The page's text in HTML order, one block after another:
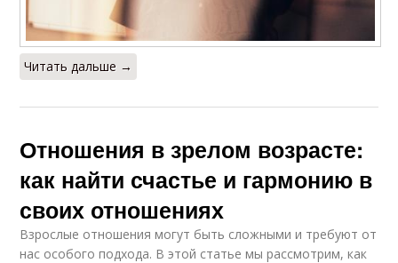
Поддержки в
отношениях
Конфликты в
отношениях
Отношения на
Читать дальше →
Отношения в зрелом возрасте:
как найти счастье и гармонию в
своих отношениях
Взрослые отношения могут быть сложными и требуют от
нас особого подхода. В этой статье мы рассмотрим, как